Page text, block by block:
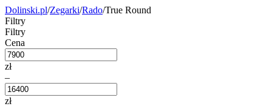
Dolinski.pl/Zegarki/Rado/True Round
Filtry
Filtry
Cena
zł
–
zł